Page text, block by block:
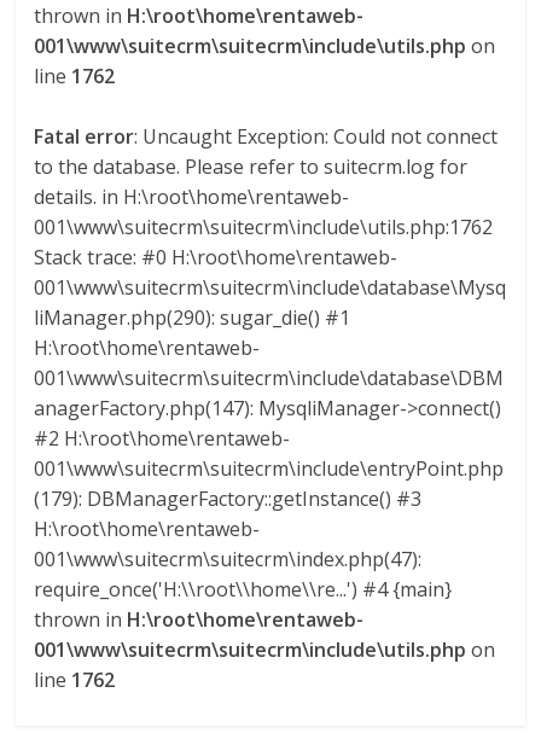
v
a
thrown in H:\root\home\rentaweb-
001\www\suitecrm\suitecrm\include\utils.php on
line 1762
Fatal error: Uncaught Exception: Could not connect
to the database. Please refer to suitecrm.log for
details. in H:\root\home\rentaweb-
001\www\suitecrm\suitecrm\include\utils.php:1762
Stack trace: #0 H:\root\home\rentaweb-
001\www\suitecrm\suitecrm\include\database\Mysq
liManager.php(290): sugar_die() #1
H:\root\home\rentaweb-
001\www\suitecrm\suitecrm\include\database\DBM
anagerFactory.php(147): MysqliManager->connect()
#2 H:\root\home\rentaweb-
001\www\suitecrm\suitecrm\include\entryPoint.php
(179): DBManagerFactory::getInstance() #3
H:\root\home\rentaweb-
001\www\suitecrm\suitecrm\index.php(47):
require_once('H:\\root\\home\\re...') #4 {main}
thrown in H:\root\home\rentaweb-
001\www\suitecrm\suitecrm\include\utils.php on
line 1762